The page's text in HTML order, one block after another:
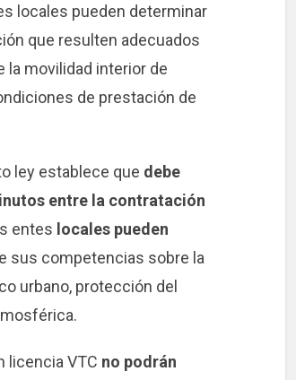
locales pueden determinar
que resulten adecuados
la movilidad interior de
de prestación de
ley establece que debe
entre la contratación
entes locales pueden
sus competencias sobre la
urbano, protección del
licencia VTC no podrán